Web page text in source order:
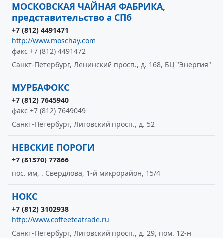
МОСКОВСКАЯ ЧАЙНАЯ ФАБРИКА,
представительство а СПб
+7 (812) 4491471
http://www.moschay.com
факс +7 (812) 4491472
Санкт-Петербург, Ленинский просп., д. 168, БЦ "Энергия"
МУРБАФОКС
+7 (812) 7645940
факс +7 (812) 7649049
Санкт-Петербург, Лиговский просп., д. 52
НЕВСКИЕ ПОРОГИ
+7 (81370) 77866
пос. им, . Свердлова, 1-й микрорайон, 15/4
НОКС
+7 (812) 3102938
http://www.coffeeteatrade.ru
Санкт-Петербург, Лиговский просп., д. 29, пом. 12-н